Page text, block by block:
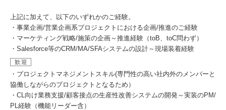
上記に加えて、以下のいずれかのご経験。
・事業企画/営業企画系プロジェクトにおける企画/推進のご経験
・マーケティング戦略/施策の企画～推進経験（toB、toC問わず）
・Salesforce等のCRM/MA/SFAシステムの設計～現場装着経験
歓迎
・プロジェクトマネジメントスキル(専門性の高い社内外のメンバーと
協働しながらのプロジェクトとなるため）
・CL向け業務支援/顧客接点の生産性改善システムの開発～実装のPM/
PL経験（機能リーダー含）